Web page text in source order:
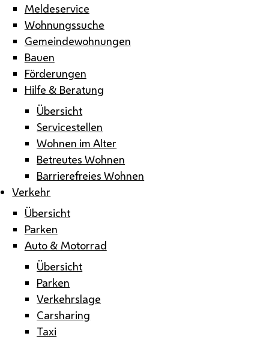
Meldeservice
Wohnungssuche
Gemeindewohnungen
Bauen
Förderungen
Hilfe & Beratung
Übersicht
Servicestellen
Wohnen im Alter
Betreutes Wohnen
Barrierefreies Wohnen
Verkehr
Übersicht
Parken
Auto & Motorrad
Übersicht
Parken
Verkehrslage
Carsharing
Taxi